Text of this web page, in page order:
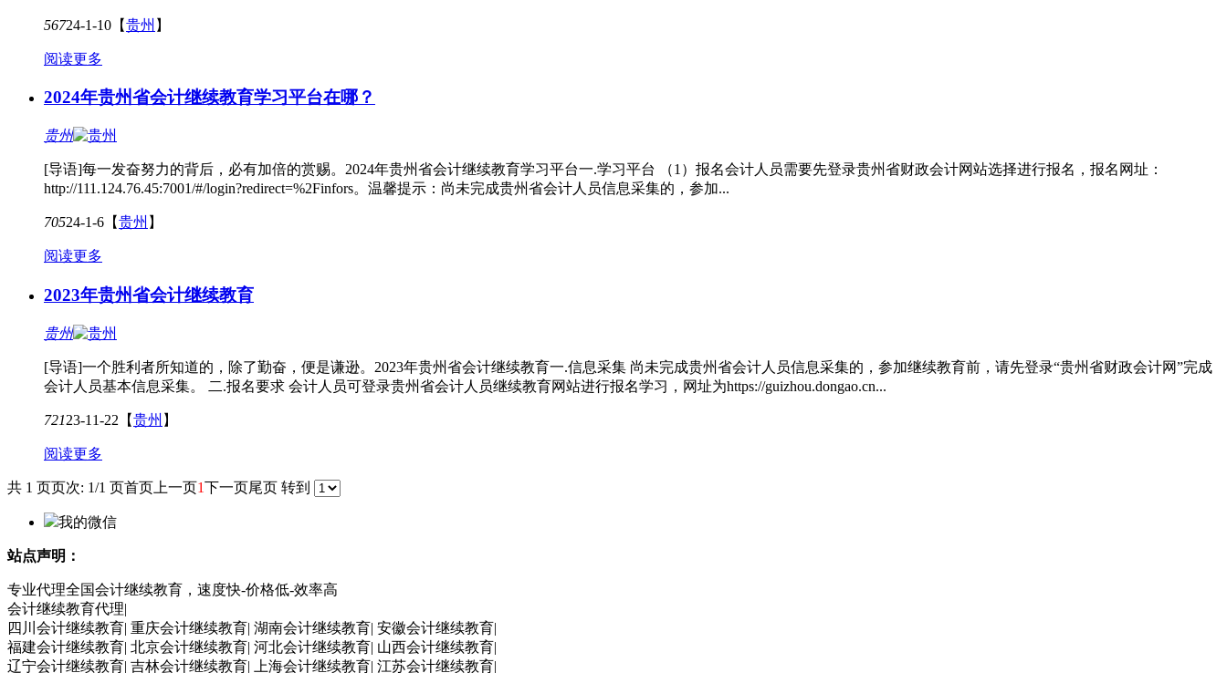
56724-1-10 【贵州 】
阅读更多
2024年贵州省会计继续教育学习平台在哪？
贵州
[导语]每一发奋努力的背后，必有加倍的赏赐。2024年贵州省会计继续教育学习平台一.学习平台 （1）报名会计人员需要先登录贵州省财政会计网站选择进行报名，报名网址：
http://111.124.76.45:7001/#/login?redirect=%2Finfors。温馨提示：尚未完成贵州省会计人员信息采集的，参加...
70524-1-6 【贵州 】
阅读更多
2023年贵州省会计继续教育
贵州
[导语]一个胜利者所知道的，除了勤奋，便是谦逊。2023年贵州省会计继续教育一.信息采集 尚未完成贵州省会计人员信息采集的，参加继续教育前，请先登录“贵州省财政会计网”完成
会计人员基本信息采集。 二.报名要求 会计人员可登录贵州省会计人员继续教育网站进行报名学习，网址为https://guizhou.dongao.cn...
72123-11-22 【贵州 】
阅读更多
共 1 页页次: 1/1 页首页 上一页1下一页尾页 转到
我的微信
站点声明：
专业代理全国会计继续教育，速度快-价格低-效率高
会计继续教育代理|
四川会计继续教育| 重庆会计继续教育| 湖南会计继续教育| 安徽会计继续教育|
福建会计继续教育| 北京会计继续教育| 河北会计继续教育| 山西会计继续教育|
辽宁会计继续教育| 吉林会计继续教育| 上海会计继续教育| 江苏会计继续教育|